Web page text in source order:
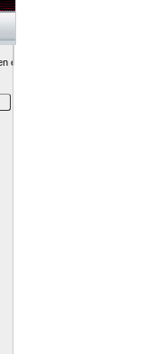
er via Fagbokforlagets eportal.